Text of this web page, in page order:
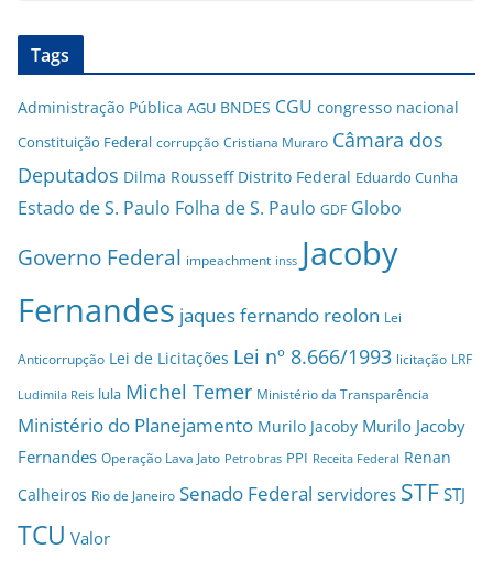
Tags
Administração Pública AGU BNDES CGU congresso nacional
Constituição Federal corrupção Cristiana Muraro Câmara dos
Deputados Dilma Rousseff Distrito Federal Eduardo Cunha
Estado de S. Paulo Folha de S. Paulo GDF Globo
Governo Federal impeachment inss Jacoby
Fernandes jaques fernando reolon Lei
Anticorrupção Lei de Licitações Lei nº 8.666/1993 licitação LRF
Ludimila Reis lula Michel Temer Ministério da Transparência
Ministério do Planejamento Murilo Jacoby Murilo Jacoby
Fernandes Operação Lava Jato Petrobras PPI Receita Federal Renan
Calheiros Rio de Janeiro Senado Federal servidores STF STJ
TCU Valor